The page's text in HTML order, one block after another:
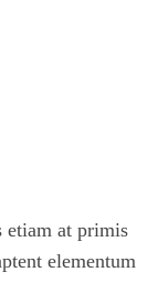
etiam at primis
elementum